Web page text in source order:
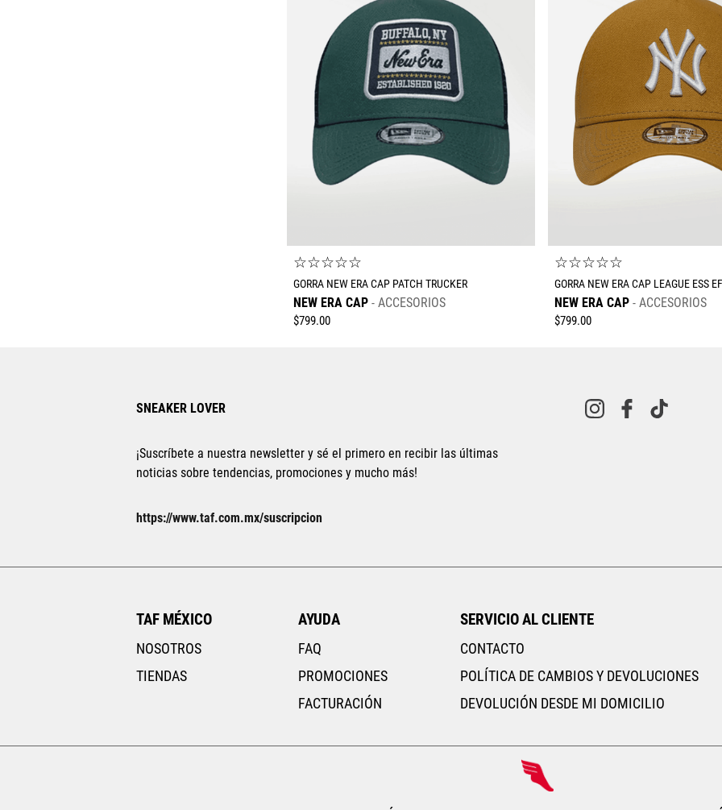
UNI
☆☆☆☆☆
GORRA NEW ERA CAP PATCH TRUCKER
NEW ERA CAP ACCESORIOS
$799.00
☆☆☆☆☆
GORRA NEW ERA CAP LEAGUE ESS
NEW ERA CAP ACCESORIOS
$799.00
SNEAKER LOVER
¡Suscríbete a nuestra newsletter y sé el primero en recibir las últimas
noticias sobre tendencias, promociones y mucho más!
https://www.taf.com.mx/suscripcion
TAF MÉXICO
NOSOTROS
TIENDAS
AYUDA
FAQ
PROMOCIONES
FACTURACIÓN
SERVICIO AL CLIENTE
CONTACTO
POLÍTICA DE CAMBIOS Y DEVOLUCIONES
DEVOLUCIÓN DESDE MI DOMICILIO